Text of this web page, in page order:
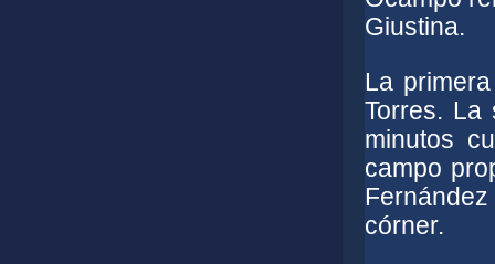
Giustina.
La
Torres. La
minutos
campo
córner.